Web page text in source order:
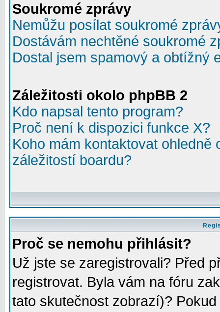
Soukromé zprávy
Nemůžu posílat soukromé
Dostávám nechtěné soukromé
Dostal jsem spamový a obtížný
Záležitosti okolo phpBB 2
Kdo napsal tento program?
Proč není k dispozici funkce X?
Koho mám kontaktovat
záležitostí boardu?
Proč se nemohu přihlásit?
Už jste se zaregistrovali? Před
registrovat. Byla vám na fóru
tato skutečnost zobrazí)?